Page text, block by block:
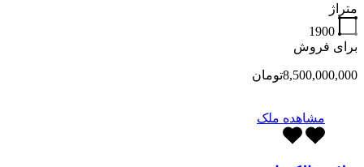
متراژ
1900
برای فروش
8,500,000,000تومان
مشاهده ملک